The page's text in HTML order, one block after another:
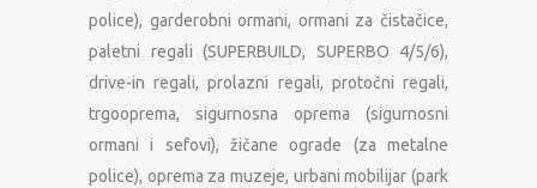
police), garderobni ormani, ormani za čistačice,
paletni regali (SUPERBUILD, SUPERBO 4/5/6),
drive-in regali, prolazni regali, protočni regali,
trgooprema, sigurnosna oprema (sigurnosni
ormani i sefovi), žičane ograde (za metalne
police), oprema za muzeje, urbani mobilijar (park